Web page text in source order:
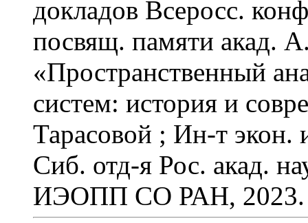
докладов Всеросс.
посвящ. памяти акад.
«Пространственный
систем: история и
Тарасовой ; Ин-т экон.
Сиб. отд-я Рос. акад.
ИЭОПП СО РАН, 2023.